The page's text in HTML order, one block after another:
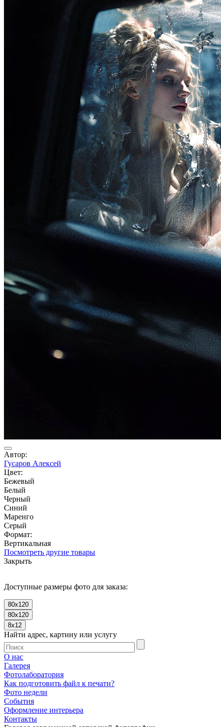
Автор:
Гусаров Алексей
Цвет:
Бежевый
Белый
Черный
Синий
Маренго
Серый
Формат:
Вертикальная
Посмотреть другие товары
Закрыть
Доступные размеры фото для заказа:
80x120
80x120
8x12
Найти адрес, картину или услугу
О нас
Галерея
Фотолаборатория
Как подготовить файл к печати?
Фото недели
События
Оформление интерьера
Контакты